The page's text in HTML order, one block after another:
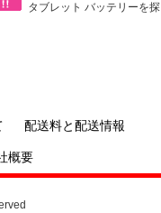
タブレット バッテリーを探
配送料と配送情報
概要